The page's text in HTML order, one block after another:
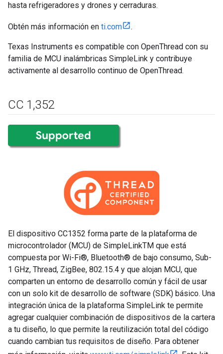
hasta refrigeradores y drones y cerraduras.
Obtén más información en ti.com .
Texas Instruments es compatible con OpenThread con su
familia de MCU inalámbricas SimpleLink y contribuye
activamente al desarrollo continuo de OpenThread.
CC 1,352
El dispositivo CC1352 forma parte de la plataforma de
microcontrolador (MCU) de SimpleLinkTM que está
compuesta por Wi-Fi®, Bluetooth® de bajo consumo, Sub-
1 GHz, Thread, ZigBee, 802.15.4 y que alojan MCU, que
comparten un entorno de desarrollo común y fácil de usar
con un solo kit de desarrollo de software (SDK) básico. Una
integración única de la plataforma SimpleLink te permite
agregar cualquier combinación de dispositivos de la cartera
a tu diseño, lo que permite la reutilización total del código
cuando cambian tus requisitos de diseño. Para obtener